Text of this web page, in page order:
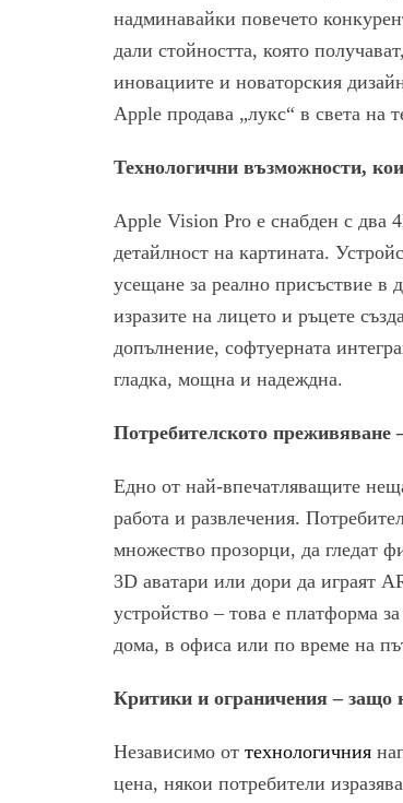
надминавайки повечето
дали стойността, която
иновациите и новаторския
Apple продава „лукс“ в света на
Технологични възможности,
Apple Vision Pro е снабден с два
детайлност на картината.
усещане за реално присъствие в
изразите на лицето и ръцете
допълнение, софтуерната
гладка, мощна и надеждна.
Потребителското преживяване
Едно от най-впечатляващите
работа и развлечения.
множество прозорци, да гледат
3D аватари или дори да играят
устройство – това е платформа
дома, в офиса или по време на
Критики и ограничения – защо
Независимо от технологичния
цена, някои потребители